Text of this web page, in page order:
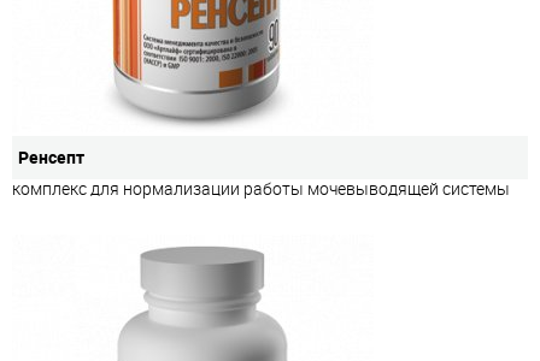
Ренсепт
комплекс для нормализации работы мочевыводящей системы